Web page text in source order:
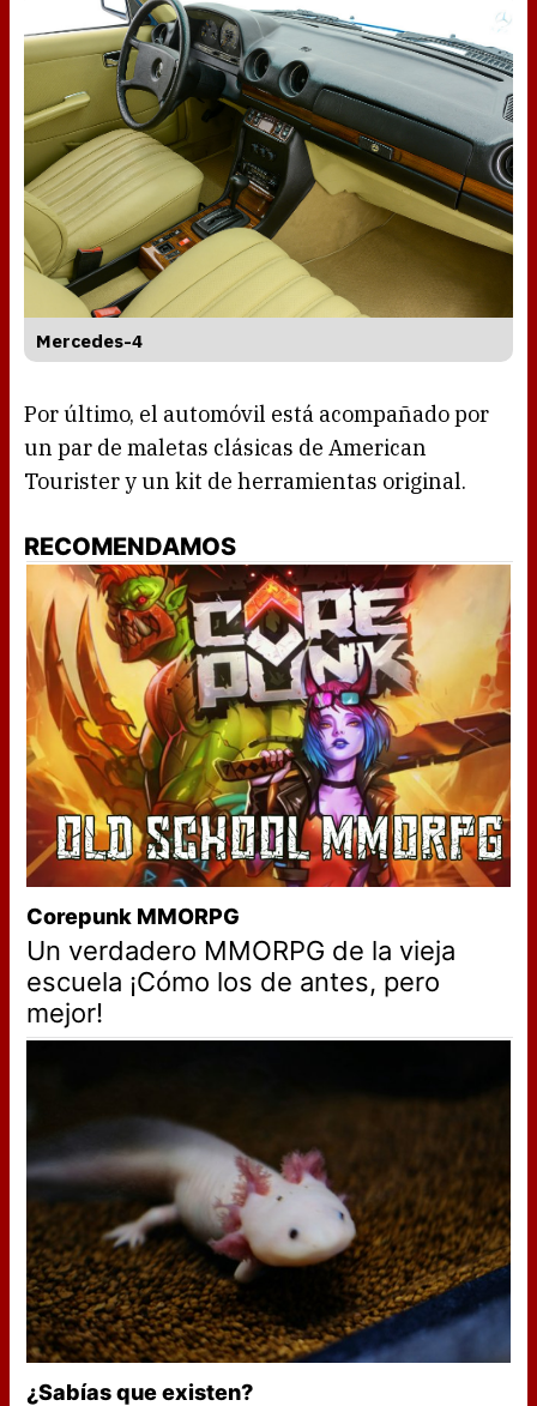
Mercedes-4
Por último, el automóvil está acompañado por
un par de maletas clásicas de American
Tourister y un kit de herramientas original.
RECOMENDAMOS
Corepunk MMORPG
Un verdadero MMORPG de la vieja
escuela ¡Cómo los de antes, pero
mejor!
¿Sabías que existen?